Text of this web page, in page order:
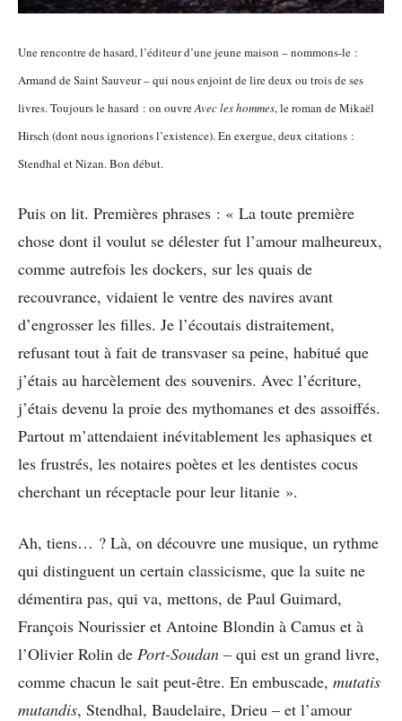
Une rencontre de hasard, l’éditeur d’une jeune maison – nommons-le :
Armand de Saint Sauveur – qui nous enjoint de lire deux ou trois de ses
livres. Toujours le hasard : on ouvreAvec les hommes, le roman de Mikaël
Hirsch (dont nous ignorions l’existence). En exergue, deux citations :
Stendhal et Nizan. Bon début.
Puis on lit. Premières phrases : « La toute première
chose dont il voulut se délester fut l’amour malheureux,
comme autrefois les dockers, sur les quais de
recouvrance, vidaient le ventre des navires avant
d’engrosser les filles. Je l’écoutais distraitement,
refusant tout à fait de transvaser sa peine, habitué que
j’étais au harcèlement des souvenirs. Avec l’écriture,
j’étais devenu la proie des mythomanes et des assoiffés.
Partout m’attendaient inévitablement les aphasiques et
les frustrés, les notaires poètes et les dentistes cocus
cherchant un réceptacle pour leur litanie ».
Ah, tiens… ? Là, on découvre une musique, un rythme
qui distinguent un certain classicisme, que la suite ne
démentira pas, qui va, mettons, de Paul Guimard,
François Nourissier et Antoine Blondin à Camus et à
l’Olivier Rolin de Port-Soudan – qui est un grand livre,
comme chacun le sait peut-être. En embuscade, mutatis
mutandis, Stendhal, Baudelaire, Drieu – et l’amour